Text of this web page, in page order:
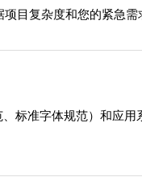
目复杂度和您的紧急需
标准字体规范）和应